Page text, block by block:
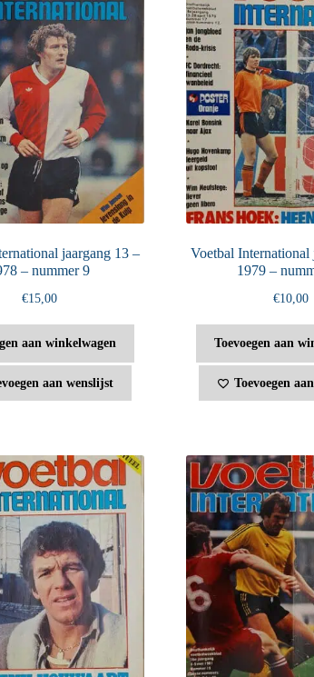
jaargang 13 –
– nummer 9
€15,00
aan winkelwagen
aan wenslijst
Voetbal International
1979 –
€10,00
Toevoegen aan
Toevoegen